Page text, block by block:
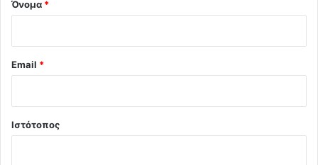
Όνομα *
Email *
Ιστότοπος